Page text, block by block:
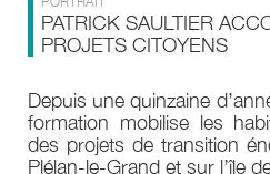
PATRICK SAULTIER
PROJETS CITOYENS
Depuis une quinzaine
formation mobilise les
des projets de transition
Plélan-le-Grand et sur l’île